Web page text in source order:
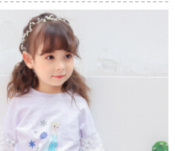
な平面の护卫服の春
の服装の新型の子供
の长袖の上の着のダ
イヤモンドの黒い120
秋モデル中大童上着